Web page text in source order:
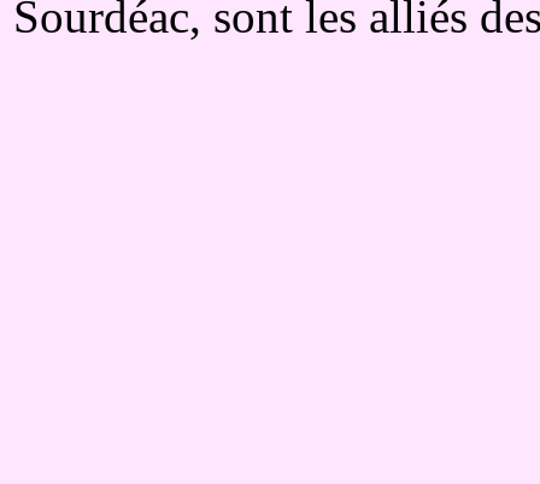
Sourdéac, sont les alliés